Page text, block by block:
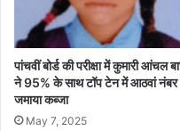
पांचवीं बोर्ड की परीक्षा में कुमारी आंचल
ने 95% के साथ टॉप टेन में आठवां नंबर
जमाया कब्जा
May 7, 2025